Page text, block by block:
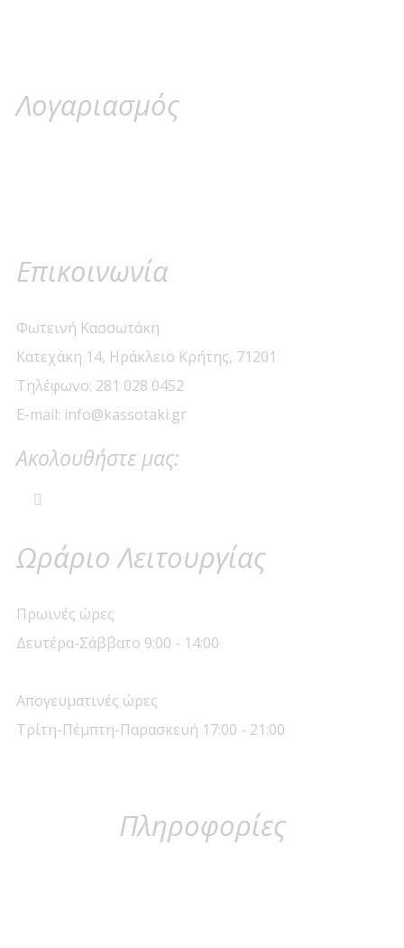
Λογαριασμός
Επικοινωνία
Φωτεινή Κασσωτάκη
Κατεχάκη 14, Ηράκλειο Κρήτης, 71201
Τηλέφωνο: 281 028 0452
E-mail: info@kassotaki.gr
Ακολουθήστε μας:
Ωράριο Λειτουργίας
Πρωινές ώρες
Δευτέρα-Σάββατο 9:00 - 14:00
Απογευματινές ώρες
Τρίτη-Πέμπτη-Παρασκευή 17:00 - 21:00
Πληροφορίες